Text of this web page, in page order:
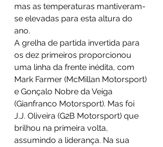
mas as temperaturas mantiveram-
se elevadas para esta altura do
ano.
A grelha de partida invertida para
os dez primeiros proporcionou
uma linha da frente inédita, com
Mark Farmer (McMillan Motorsport)
e Gonçalo Nobre da Veiga
(Gianfranco Motorsport). Mas foi
J.J. Oliveira (G2B Motorsport) que
brilhou na primeira volta,
assumindo a liderança. Na sua